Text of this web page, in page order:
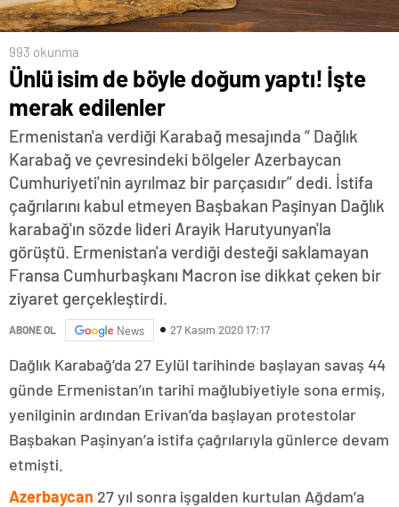
993 okunma
Ünlü isim de böyle doğum yaptı! İşte
merak edilenler
Ermenistan'a verdiği Karabağ mesajında “ Dağlık
Karabağ ve çevresindeki bölgeler Azerbaycan
Cumhuriyeti'nin ayrılmaz bir parçasıdır” dedi. İstifa
çağrılarını kabul etmeyen Başbakan Paşinyan Dağlık
karabağ'ın sözde lideri Arayik Harutyunyan'la
görüştü. Ermenistan'a verdiği desteği saklamayan
Fransa Cumhurbaşkanı Macron ise dikkat çeken bir
ziyaret gerçekleştirdi.
ABONE OL News 27 Kasım 2020 17:17
Dağlık Karabağ’da 27 Eylül tarihinde başlayan savaş 44
günde Ermenistan’ın tarihi mağlubiyetiyle sona ermiş,
yenilginin ardından Erivan’da başlayan protestolar
Başbakan Paşinyan’a istifa çağrılarıyla günlerce devam
etmişti.
Azerbaycan 27 yıl sonra işgalden kurtulan Ağdam’a